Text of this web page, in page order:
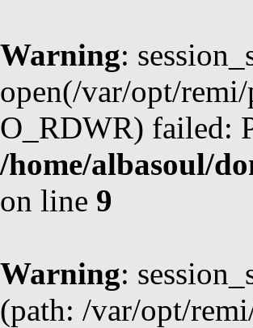
Warning:
open(/var/opt/
O_RDWR) failed:
/home/albasoul/
on line 9
Warning:
(path: /var/opt/